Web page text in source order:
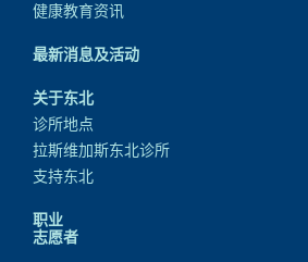
健康教育资讯
最新消息及活动
关于东北
诊所地点
拉斯维加斯东北诊所
支持东北
职业
志愿者